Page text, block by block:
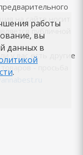
на сайте носит
публичной
у вас есть другие
- просьба
работы
вы
данных в
.